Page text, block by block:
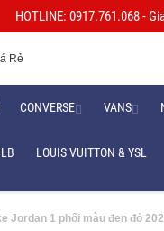
HOTLINE: 0917.761.068 -
CONVERSE VANS
LOUIS VUITTON & YSL
Jordan 1 phối màu đen đỏ